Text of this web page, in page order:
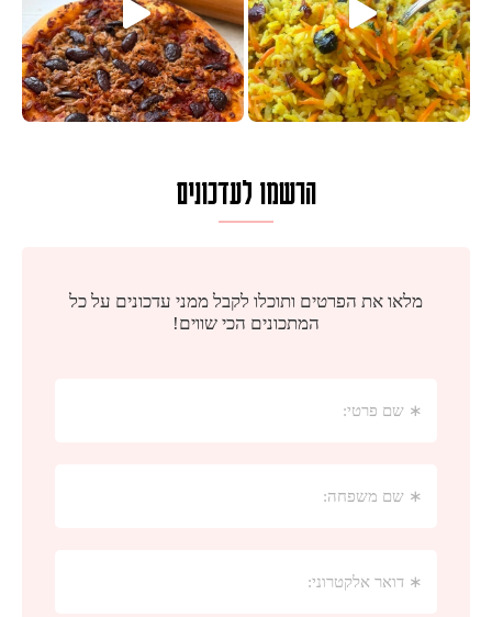
הרשמו לעדכונים